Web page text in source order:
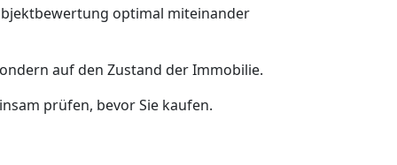
optimal miteinander
auf den Zustand der Immobilie.
prüfen, bevor Sie kaufen.